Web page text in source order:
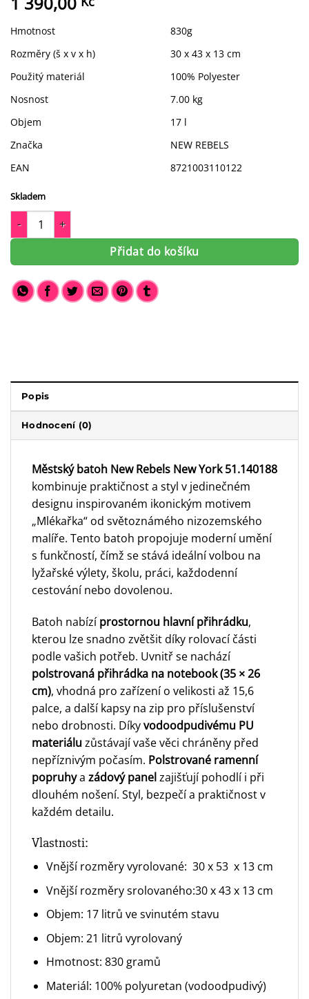
Hmotnost
830g
Rozměry (š x v x h)
30 x 43 x 13 cm
Použitý materiál
100% Polyester
Nosnost
7.00 kg
Objem
17 l
Značka
NEW REBELS
EAN
8721003110122
Skladem
Městský batoh New Rebels New York 51.140188 - Mlékařka
Přidat do košíku
Popis
Hodnocení (0)
Městský batoh New Rebels New York 51.140188
kombinuje praktičnost a styl v jedinečném
designu inspirovaném ikonickým motivem
„Mlékařka“ od světoznámého nizozemského
malíře. Tento batoh propojuje moderní umění
s funkčností, čímž se stává ideální volbou na
lyžařské výlety, školu, práci, každodenní
cestování nebo dovolenou.
Batoh nabízíprostornou hlavní přihrádku,
kterou lze snadno zvětšit díky rolovací části
podle vašich potřeb. Uvnitř se nachází
polstrovaná přihrádka na notebook (35 × 26
cm), vhodná pro zařízení o velikosti až 15,6
palce, a další kapsy na zip pro příslušenství
nebo drobnosti. Díkyvodoodpudivému PU
materiáluzůstávají vaše věci chráněny před
nepříznivým počasím. Polstrované ramenní
popruhya zádový panelzajišťují pohodlí i při
dlouhém nošení. Styl, bezpečí a praktičnost v
každém detailu.
Vlastnosti:
Vnější rozměry vyrolované: 30 x 53 x 13 cm
Vnější rozměry srolovaného:30 x 43 x 13 cm
Objem: 17 litrů ve svinutém stavu
Objem: 21 litrů vyrolovaný
Hmotnost: 830 gramů
Materiál: 100% polyuretan (vodoodpudivý)